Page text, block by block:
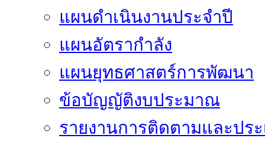
แผนดำเนินงานประจำปี
แผนอัตรากำลัง
แผนยุทธศาสตร์การพัฒนา
ข้อบัญญัติงบประมาณ
รายงานการติดตามและปร